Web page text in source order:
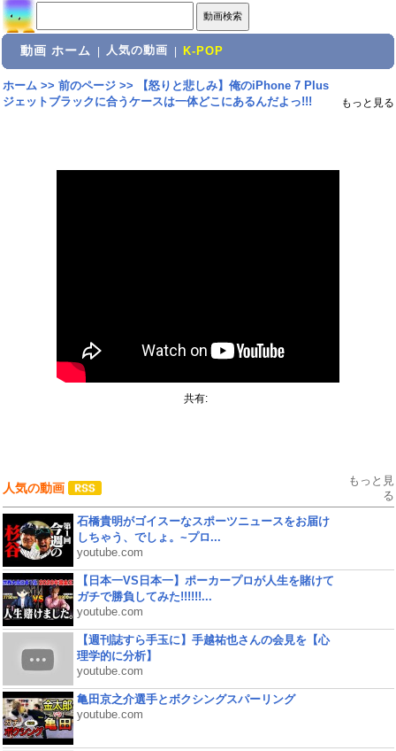
動画 ホーム 人気の動画 K-POP
ホーム>> 前のページ>>
【怒りと悲しみ】俺のiPhone 7 Plus
ジェットブラックに合うケースは一体どこにあるんだよっ!!!
もっと見る
共有:
人気の動画
もっと見
る
石橋貴明がゴイスーなスポーツニュースをお届け
しちゃう、でしょ。~プロ...
youtube.com
【日本一VS日本一】ポーカープロが人生を賭けて
ガチで勝負してみた!!!!!!...
youtube.com
【週刊誌すら手玉に】手越祐也さんの会見を【心
理学的に分析】
youtube.com
亀田京之介選手とボクシングスパーリング
youtube.com